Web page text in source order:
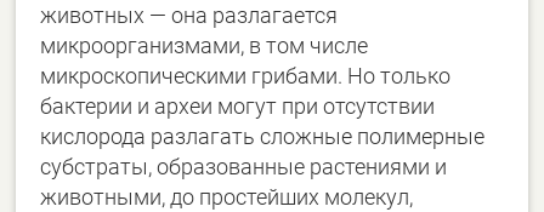
животных ― она разлагается
микроорганизмами, в том числе
микроскопическими грибами. Но только
бактерии и археи могут при отсутствии
кислорода разлагать сложные полимерные
субстраты, образованные растениями и
животными, до простейших молекул,